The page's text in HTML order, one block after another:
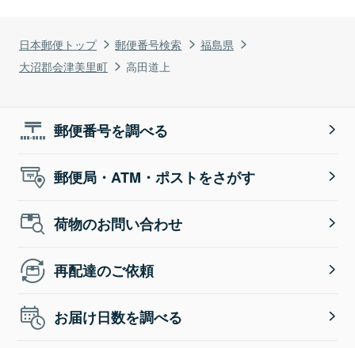
日本郵便トップ 郵便番号検索
福島県
大沼郡会津美里町
高田道上
郵便番号を調べる
郵便局・ATM・ポストをさがす
荷物のお問い合わせ
再配達のご依頼
お届け日数を調べる